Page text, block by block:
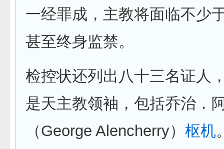
一经罪成，主教将面临不少
甚至终身监禁。
检控状还列出八十三名证人
是天主教领袖，包括乔治．
（George Alencherry） 枢机